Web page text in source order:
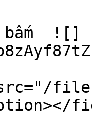
![]
files/